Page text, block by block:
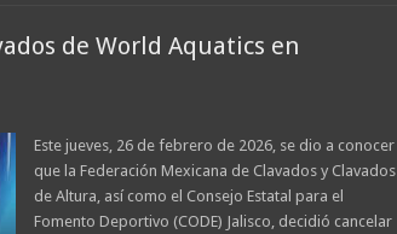
de World Aquatics en
Este jueves, 26 de febrero de 2026, se dio a conocer
que la Federación Mexicana de Clavados y Clavados
de Altura, así como el Consejo Estatal para el
Fomento Deportivo (CODE) Jalisco, decidió cancelar